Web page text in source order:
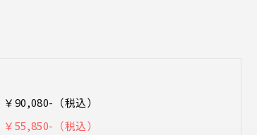
￥90,080-（税込）
￥55,850-（税込）